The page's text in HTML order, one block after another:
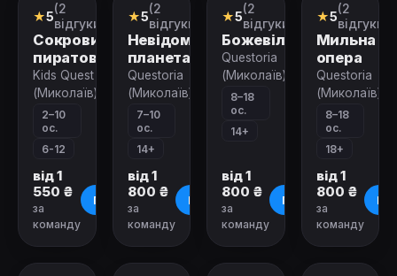
Квест-
анімація
★5(2
відгуки)
Сокровище
пиратов
Kids Quest
(Миколаїв)
2–10
ос.
6-12
від 1
550 ₴
за
команду
Про квест
Ролевой
квест
★5(2
відгуки)
Невідома
планета
Questoria
(Миколаїв)
7–10
ос.
14+
від 1
800 ₴
за
команду
Про квест
Ролевой
квест
★5(2
відгуки)
Божевільня
Questoria
(Миколаїв)
8–18
ос.
14+
від 1
800 ₴
за
команду
Про квест
Ролевой
квест
★5(2
відгуки)
Мильна
опера
Questoria
(Миколаїв)
8–18
ос.
18+
від 1
800 ₴
за
команду
Зачинено Зачинено Зачинено Зачинено